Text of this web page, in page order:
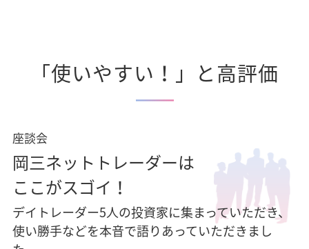
「使いやすい！」と高評価
座談会
岡三ネットトレーダーは
ここがスゴイ！
デイトレーダー5人の投資家に集まっていただき、
使い勝手などを本音で語りあっていただきまし